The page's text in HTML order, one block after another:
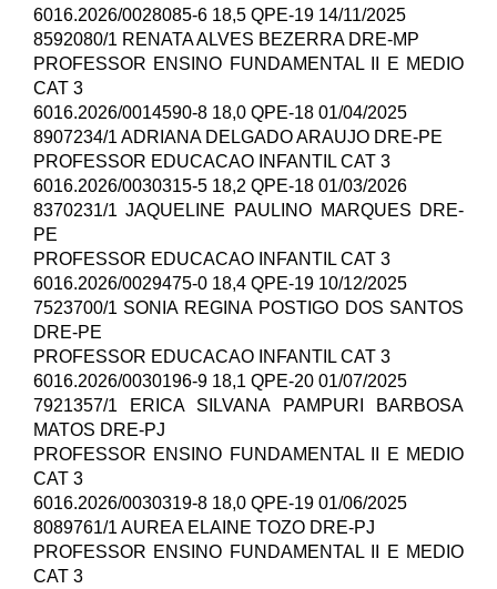
6016.2026/0028085-6 18,5 QPE-19 14/11/2025
8592080/1 RENATA ALVES BEZERRA DRE-MP
PROFESSOR ENSINO FUNDAMENTAL II E MEDIO
CAT 3
6016.2026/0014590-8 18,0 QPE-18 01/04/2025
8907234/1 ADRIANA DELGADO ARAUJO DRE-PE
PROFESSOR EDUCACAO INFANTIL CAT 3
6016.2026/0030315-5 18,2 QPE-18 01/03/2026
8370231/1 JAQUELINE PAULINO MARQUES DRE-
PE
PROFESSOR EDUCACAO INFANTIL CAT 3
6016.2026/0029475-0 18,4 QPE-19 10/12/2025
7523700/1 SONIA REGINA POSTIGO DOS SANTOS
DRE-PE
PROFESSOR EDUCACAO INFANTIL CAT 3
6016.2026/0030196-9 18,1 QPE-20 01/07/2025
7921357/1 ERICA SILVANA PAMPURI BARBOSA
MATOS DRE-PJ
PROFESSOR ENSINO FUNDAMENTAL II E MEDIO
CAT 3
6016.2026/0030319-8 18,0 QPE-19 01/06/2025
8089761/1 AUREA ELAINE TOZO DRE-PJ
PROFESSOR ENSINO FUNDAMENTAL II E MEDIO
CAT 3